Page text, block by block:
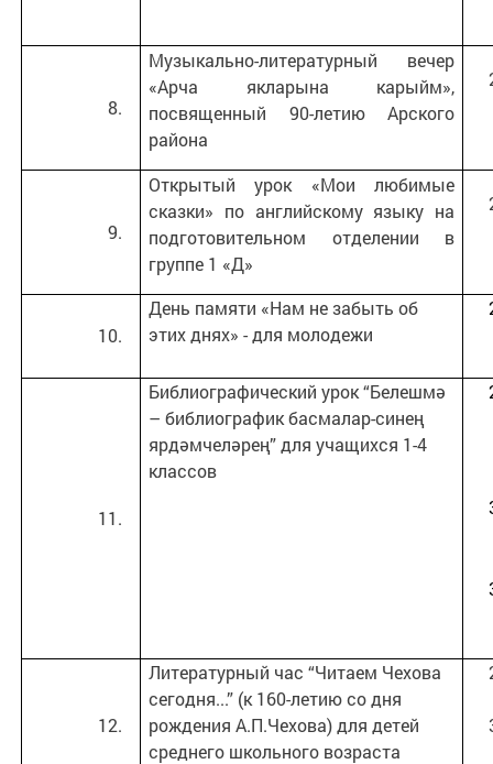
Музыкально-литературный вечер
«Арча якларына карыйм»,
посвященный 90-летию Арского
района
Открытый урок «Мои любимые
сказки» по английскому языку на
подготовительном отделении в
группе 1 «Д»
День памяти «Нам не забыть об
этих днях» - для молодежи
Библиографический урок “Белешмә
– библиографик басмалар-синең
ярдәмчеләрең” для учащихся 1-4
классов
Литературный час “Читаем Чехова
сегодня...” (к 160-летию со дня
рождения А.П.Чехова) для детей
среднего школьного возраста